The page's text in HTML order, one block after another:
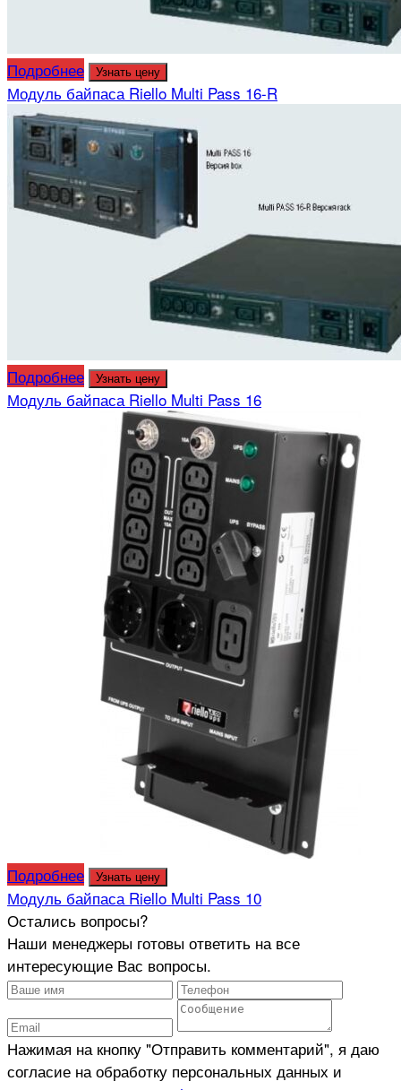
Подробнее Узнать цену
Модуль байпаса Riello Multi Pass 16-R
Подробнее Узнать цену
Модуль байпаса Riello Multi Pass 16
Подробнее Узнать цену
Модуль байпаса Riello Multi Pass 10
Остались вопросы?
Наши менеджеры готовы ответить на все
интересующие Вас вопросы.
Нажимая на кнопку "Отправить комментарий", я даю
согласие на обработку персональных данных и